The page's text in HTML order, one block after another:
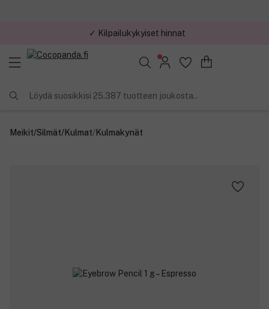
✓ Kilpailukykyiset hinnat
Löydä suosikkisi 25.387 tuotteen joukosta..
Meikit/Silmät/Kulmat/Kulmakynät